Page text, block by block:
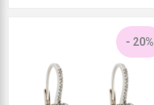
- 20%